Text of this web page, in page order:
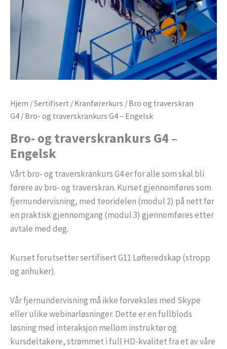
Hjem /Sertifisert / Kranførerkurs / Bro og traverskran
G4 / Bro- og traverskrankurs G4 – Engelsk
Bro- og traverskrankurs G4 –
Engelsk
Vårt bro- og traverskrankurs G4 er for alle som skal bli
førere av bro- og traverskran. Kurset gjennomføres som
fjernundervisning, med teoridelen (modul 2) på nett før
en praktisk gjennomgang (modul 3) gjennomføres etter
avtale med deg.
Kurset forutsetter sertifisert G11 Løfteredskap (stropp
og anhuker).
Vår fjernundervisning må ikke forveksles med Skype
eller ulike webinarløsninger. Dette er en fullblods
løsning med interaksjon mellom instruktør og
kursdeltakere, strømmet i full HD-kvalitet fra et av våre